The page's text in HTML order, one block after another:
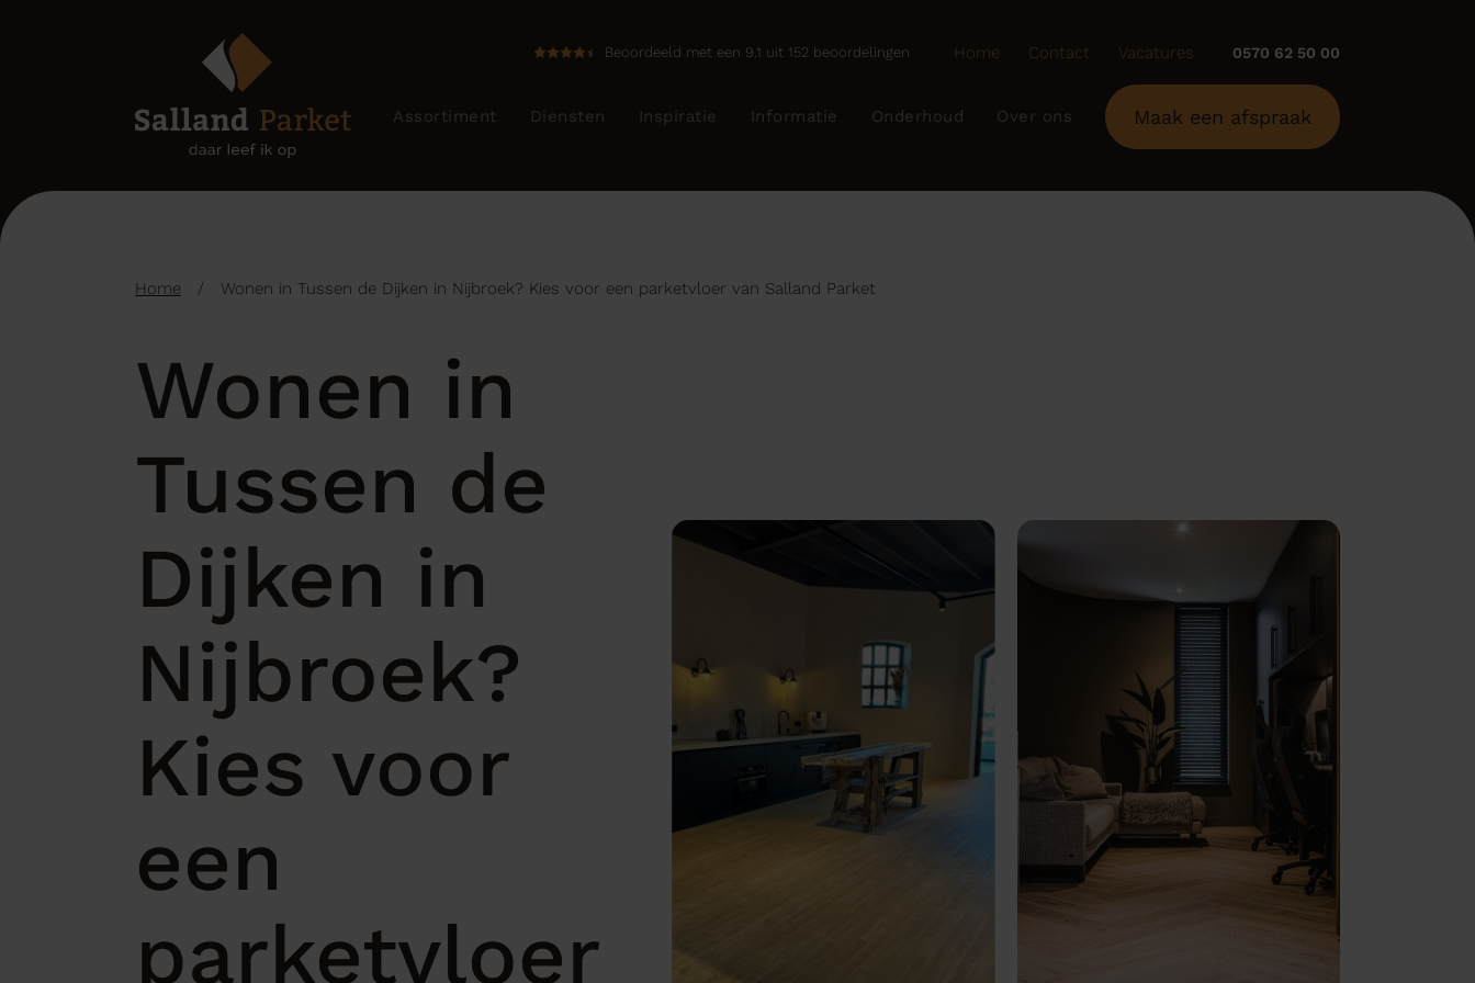
Beoordeeld met een 9.1 uit 152 beoordelingen Home Contact Vacatures 0570 62 50 00
Assortiment Diensten Inspiratie Informatie Onderhoud Over ons Maak een afspraak
Home / Wonen in Tussen de Dijken in Nijbroek? Kies voor een parketvloer van Salland Parket
Wonen in
Tussen de
Dijken in
Nijbroek?
Kies voor
een
parketvloer